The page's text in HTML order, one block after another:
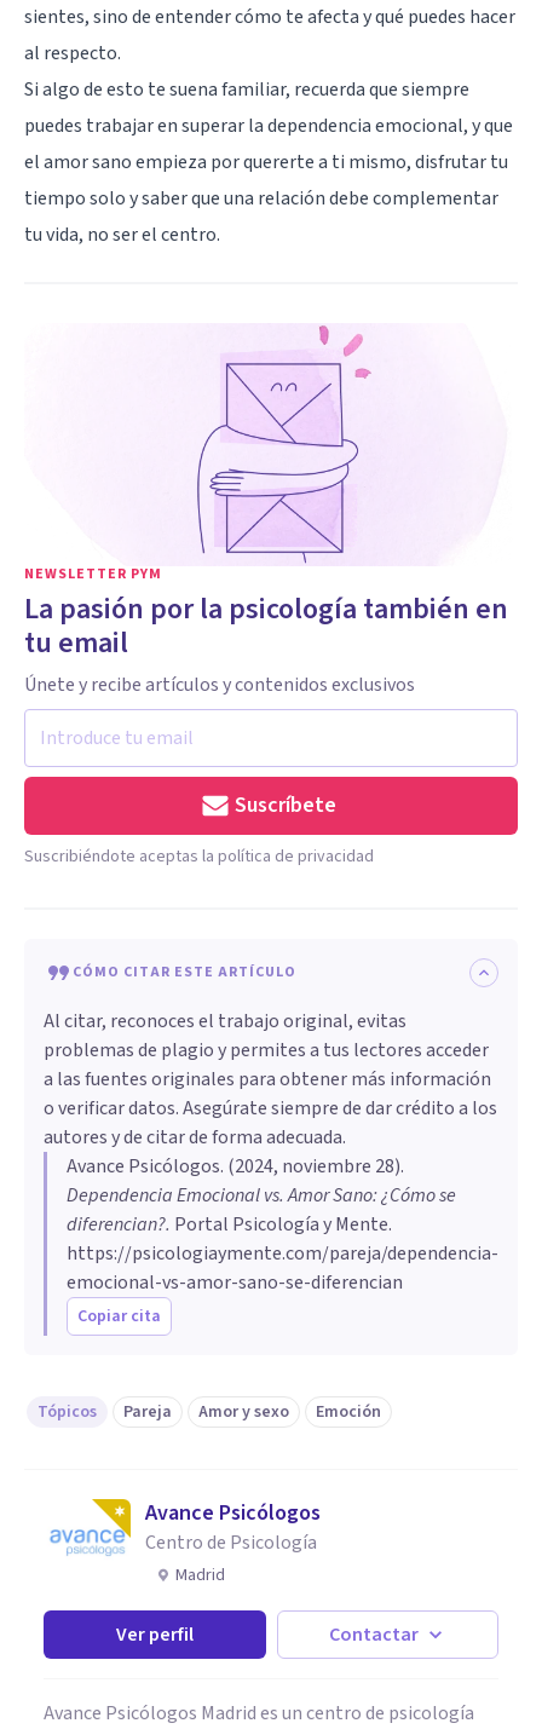
sientes, sino de entender cómo te afecta y qué puedes hacer
al respecto.
Si algo de esto te suena familiar, recuerda que siempre
puedes trabajar en superar la dependencia emocional, y que
el amor sano empieza por quererte a ti mismo, disfrutar tu
tiempo solo y saber que una relación debe complementar
tu vida, no ser el centro.
NEWSLETTER PYM
La pasión por la psicología también en
tu email
Únete y recibe artículos y contenidos exclusivos
Suscríbete
Suscribiéndote aceptas la política de privacidad
CÓMO CITAR ESTE ARTÍCULO
Al citar, reconoces el trabajo original, evitas
problemas de plagio y permites a tus lectores acceder
a las fuentes originales para obtener más información
o verificar datos. Asegúrate siempre de dar crédito a los
autores y de citar de forma adecuada.
Avance Psicólogos. (2024, noviembre 28).
Dependencia Emocional vs. Amor Sano: ¿Cómo se
diferencian?. Portal Psicología y Mente.
https://psicologiaymente.com/pareja/dependencia-
emocional-vs-amor-sano-se-diferencian
Copiar cita
Tópicos Pareja Amor y sexo Emoción
Avance Psicólogos
Centro de Psicología
Madrid
Ver perfil Contactar
Avance Psicólogos Madrid es un centro de psicología